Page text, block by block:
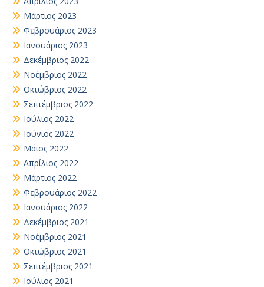
Μάρτιος 2023
Φεβρουάριος 2023
Ιανουάριος 2023
Δεκέμβριος 2022
Νοέμβριος 2022
Οκτώβριος 2022
Σεπτέμβριος 2022
Ιούλιος 2022
Ιούνιος 2022
Μάιος 2022
Απρίλιος 2022
Μάρτιος 2022
Φεβρουάριος 2022
Ιανουάριος 2022
Δεκέμβριος 2021
Νοέμβριος 2021
Οκτώβριος 2021
Σεπτέμβριος 2021
Ιούλιος 2021